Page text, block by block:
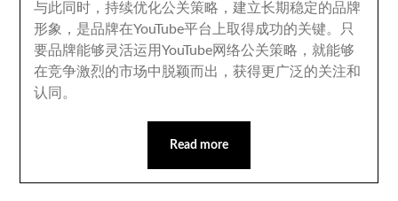
与此同时 ，持续优化公关策略 ， 建立长期稳定的品牌
形象 ， 是品牌在YouTube平台上取得成功的关键。
只
要品牌能够灵活运用YouTube网络公关策略 ， 就能够
在竞争激烈的市场中脱颖而出 ，获得更广泛的关注和
认同 。
Read more